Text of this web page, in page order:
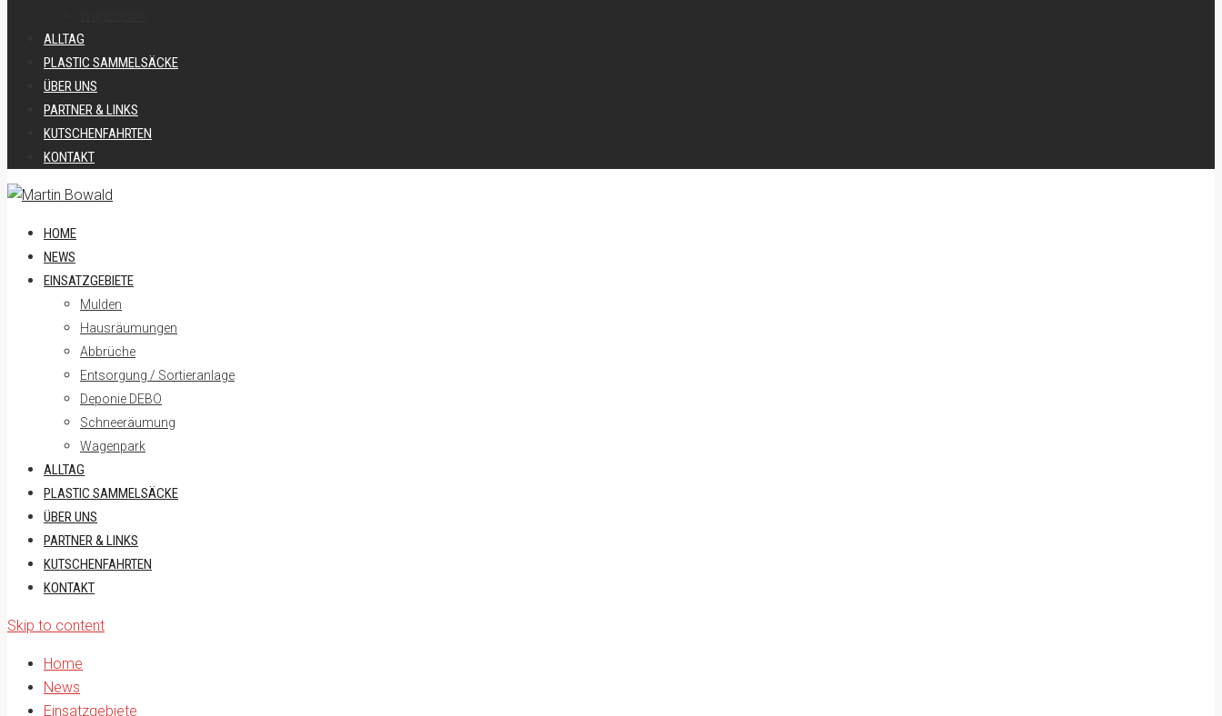
ALLTAG
PLASTIC SAMMELSÄCKE
ÜBER UNS
PARTNER & LINKS
KUTSCHENFAHRTEN
KONTAKT
HOME
NEWS
EINSATZGEBIETE
Mulden
Hausräumungen
Abbrüche
Entsorgung / Sortieranlage
Deponie DEBO
Schneeräumung
Wagenpark
ALLTAG
PLASTIC SAMMELSÄCKE
ÜBER UNS
PARTNER & LINKS
KUTSCHENFAHRTEN
KONTAKT
Skip to content
Home
News
Einsatzgebiete